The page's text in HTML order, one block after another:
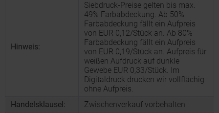
Hinweis:
Siebdruck-Preise gelten bis max.
49% Farbabdeckung. Ab 50%
Farbabdeckung fällt ein Aufpreis
von EUR 0,12/Stück an. Ab 80%
Farbabdeckung fällt ein Aufpreis
von EUR 0,19/Stück an. Aufpreis für
weißen Aufdruck auf dunkle
Gewebe EUR 0,33/Stück. Im
Digitaldruck drucken wir vollflächig
ohne Aufpreis.
Handelsklausel:
Zwischenverkauf vorbehalten